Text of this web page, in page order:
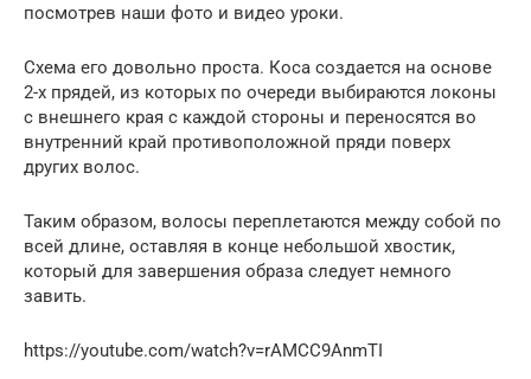
посмотрев наши фото и видео уроки.
Схема его довольно проста. Коса создается на основе
2-х прядей, из которых по очереди выбираются локоны
с внешнего края с каждой стороны и переносятся во
внутренний край противоположной пряди поверх
других волос.
Таким образом, волосы переплетаются между собой по
всей длине, оставляя в конце небольшой хвостик,
который для завершения образа следует немного
завить.
https://youtube.com/watch?v=rAMCC9AnmTI